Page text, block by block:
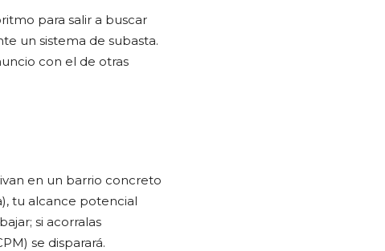
para salir a buscar
un sistema de subasta.
con el de otras
en un barrio concreto
tu alcance potencial
si acorralas
se disparará.